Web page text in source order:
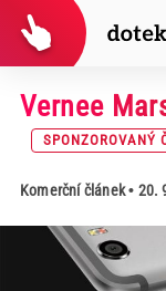
Vernee
SPONZOROVANÝ
Komerční článek• 20.